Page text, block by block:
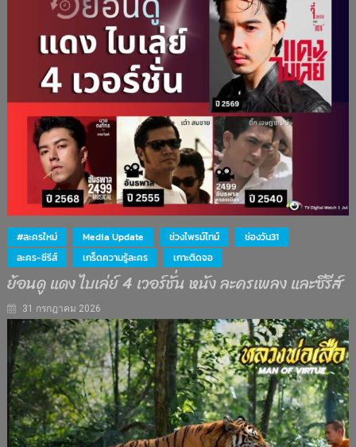
#ละครใหม่ Media Update ช่วงไพรม์ไทม์
ช่องวัน31
ละคร-ซีรีส์
เกร็ดความรู้ละคร เกาะติดจอ
ย้อนดู แดง ไบเล่ย์ 4 เวอร์ชั่น หนัง ละครเพลง และซีรีส์
31 กรกฎาคม 2026